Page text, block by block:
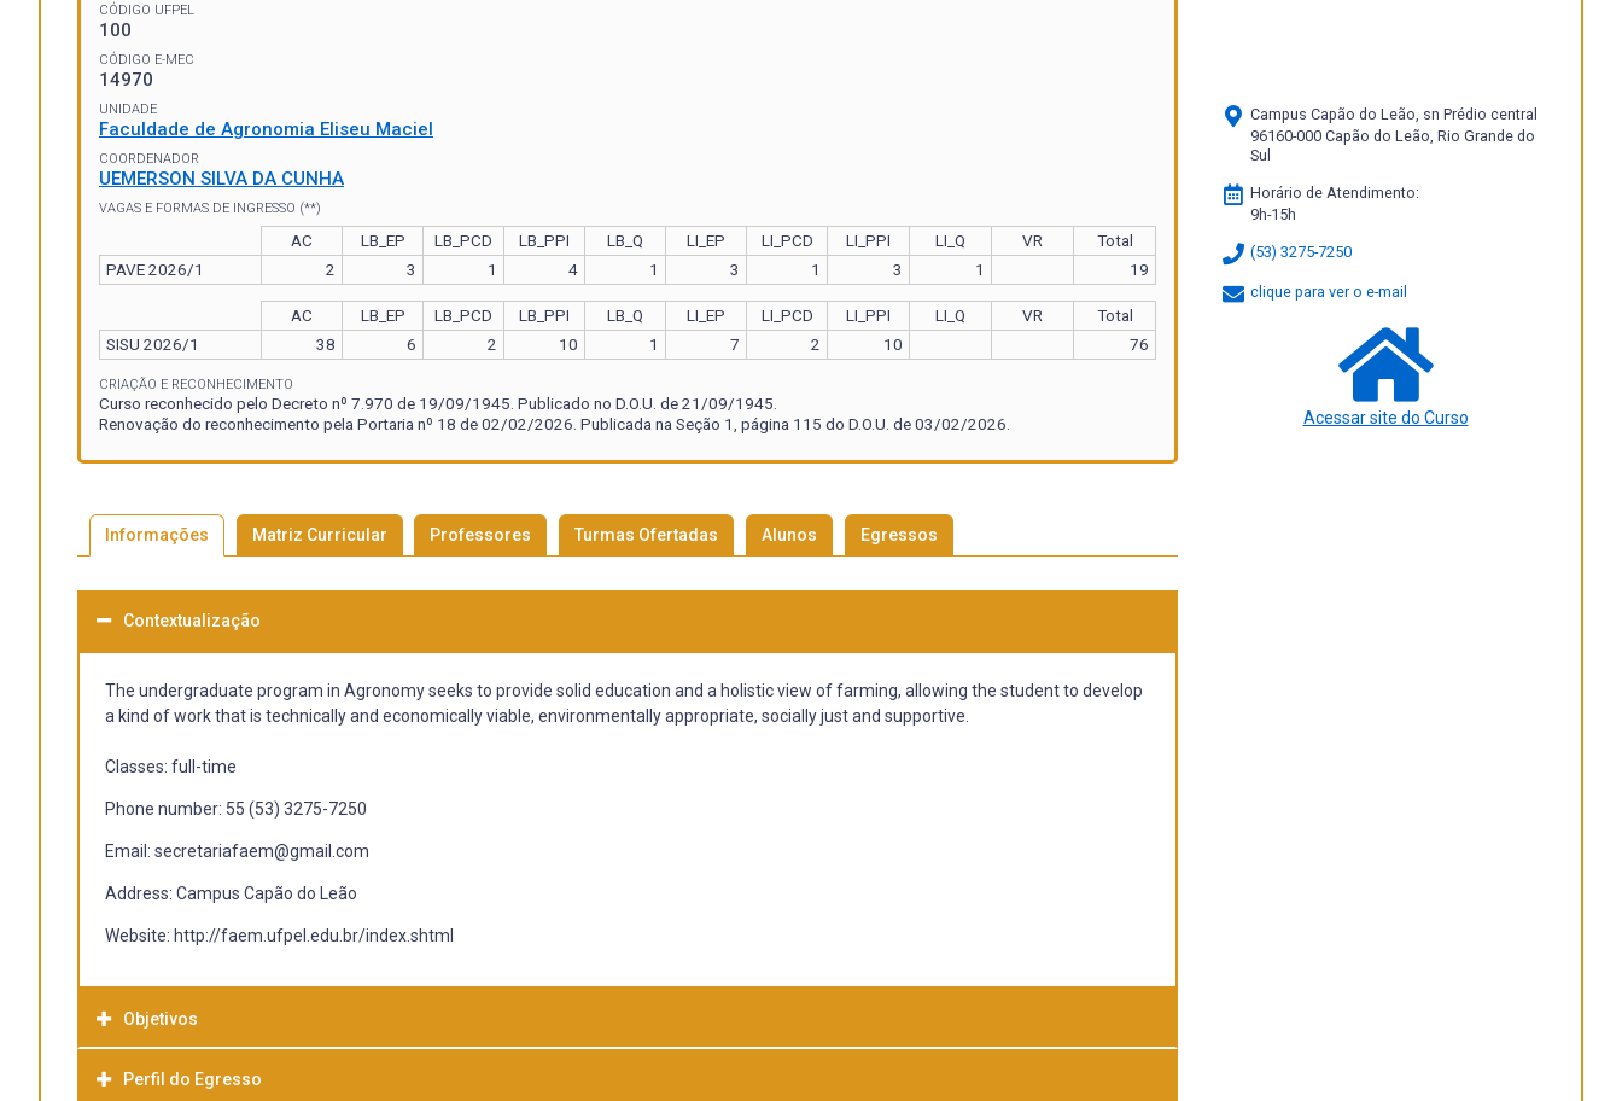
CÓDIGO UFPEL
100
CÓDIGO E-MEC
14970
UNIDADE
Faculdade de Agronomia Eliseu Maciel
COORDENADOR
UEMERSON SILVA DA CUNHA
VAGAS E FORMAS DE INGRESSO (**)
AC LB_EP LB_PCD LB_PPI LB_Q LI_EP LI_PCD LI_PPI LI_Q VR
Total
PAVE 2026/1
2 3 1 4 1 3 1 3 1 19
AC LB_EP LB_PCD LB_PPI LB_Q LI_EP LI_PCD LI_PPI LI_Q VR
Total
SISU 2026/1
38 6 2 10 1 7 2 10 76
CRIAÇÃO E RECONHECIMENTO
Curso reconhecido pelo Decreto nº 7.970 de 19/09/1945. Publicado no D.O.U. de 21/09/1945.
Renovação do reconhecimento pela Portaria nº 18 de 02/02/2026. Publicada na Seção 1, página 115 do D.O.U. de 03/02/2026.
Informações Matriz Curricular Professores Turmas Ofertadas Alunos Egressos
Contextualização
The undergraduate program in Agronomy seeks to provide solid education and a holistic view of farming, allowing the student to develop
a kind of work that is technically and economically viable, environmentally appropriate, socially just and supportive.
Classes: full-time
Phone number: 55 (53) 3275-7250
Email: secretariafaem@gmail.com
Address: Campus Capão do Leão
Website: http://faem.ufpel.edu.br/index.shtml
Objetivos
- Desenvolver uma base de conhecimentos nas ciências biológicas, exatas e humanas e consciência ética e ecológica aplicada à
Perfil do Egresso
Campus Capão do Leão, sn Prédio central
96160-000 Capão do Leão, Rio Grande do
Sul
Horário de Atendimento:
9h-15h
(53) 3275-7250
clique para ver o e-mail
Acessar site do Curso